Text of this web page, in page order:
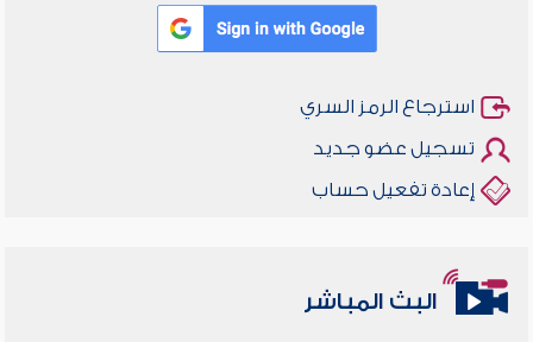
استرجاع الرمز السري
تسجيل عضو جديد
إعادة تفعيل حساب
البث المباشر
أخلاقنا أصالة ومعاصرة